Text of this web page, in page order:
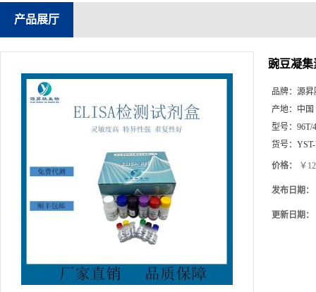
产品展厅
豌豆凝
品牌： 源昇
产地： 中国
型号： 96T/
货号：
价格： ￥
发布日期：
更新日期：